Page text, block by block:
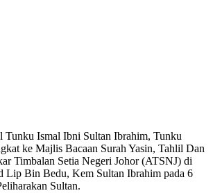
Tunku Ismal Ibni Sultan Ibrahim, Tunku
ke Majlis Bacaan Surah Yasin, Tahlil Dan
Timbalan Setia Negeri Johor (ATSNJ) di
Lip Bin Bedu, Kem Sultan Ibrahim pada 6
Sultan.